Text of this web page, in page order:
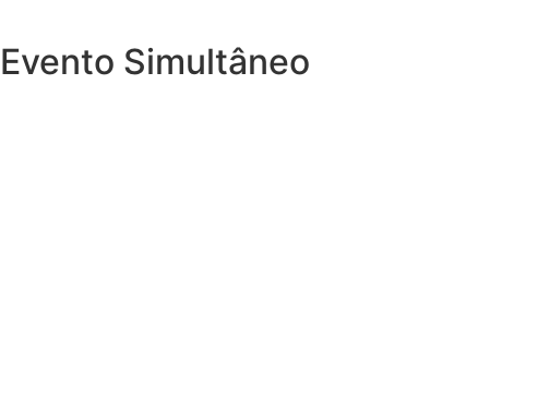
Evento Simultâneo